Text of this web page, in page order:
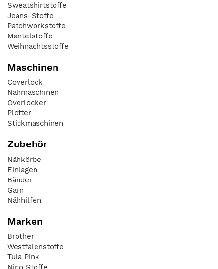
Sweatshirtstoffe
Jeans-Stoffe
Patchworkstoffe
Mantelstoffe
Weihnachtsstoffe
Maschinen
Coverlock
Nähmaschinen
Overlocker
Plotter
Stickmaschinen
Zubehör
Nähkörbe
Einlagen
Bänder
Garn
Nähhilfen
Marken
Brother
Westfalenstoffe
Tula Pink
Nino Stoffe